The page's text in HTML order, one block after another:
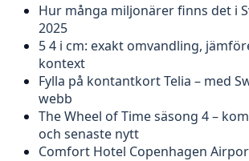
Hur många miljonärer finns det i
2025
5 4 i cm: exakt omvandling,
kontext
Fylla på kontantkort Telia – med
webb
The Wheel of Time säsong 4 –
och senaste nytt
Comfort Hotel Copenhagen